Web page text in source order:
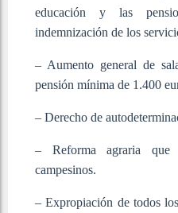
educación y las
indemnización de los
– Aumento general de
pensión mínima de 1.400
– Derecho de
– Reforma agraria
campesinos.
– Expropiación de todos